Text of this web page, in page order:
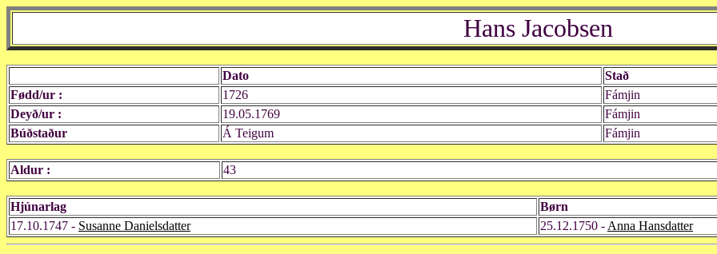
Hans Jacobsen
Dato Stað
Fødd/ur :
1726 Fámjin
Deyð/ur :
19.05.1769 Fámjin
Búðstaður
Á Teigum Fámjin
Aldur : 43
Hjúnarlag
Børn
17.10.1747 - Susanne Danielsdatter 25.12.1750 - Anna Hansdatter